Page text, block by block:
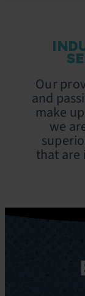
Our
and
make
we
that are